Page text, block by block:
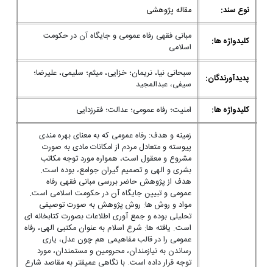
نوع سند: مقاله پژوهشی
کلیدواژه ها:
مبانی فقهی رفاه عمومی و جایگاه آن در حکومت
اسلامی
پدیدآورندگان:
سبحانی نیا، نریمان؛ خزایی، میثم؛ سلیمی، علیرضا؛
سیفی، عبدالمجید
کلیدواژه ها:
امنیت؛ رفاه عمومی؛ عدالت؛ فقرزدایی
زمینه و هدف: رفاه عمومی که به معنای بهره مندی
پیوسته و متعادل مردم از امکانات مادی به صورت
مشروع و معقول است، همواره مورد توجه مکاتب
بشری و الهی و تصمیم گیران جوامع، بوده است.
هدف از پژوهش حاضر بررسی مبانی فقهی رفاه
عمومی و تبیین جایگاه آن در حکومت اسلامی است.
مواد و روش ها: روش پژوهش به صورت توصیفی
تحلیلی بوده و جمع آوری اطلاعات بصورت کتابخانه ای
است. یافته ها: شرع اسلام به عنوان مکتبی الهی، رفاه
عمومی را در قالب مفاهیمی هم چون عدل، یاری
رساندن به نیازمندان، محرومین و مستمندان، مورد
توجه قرار داده است. با نگاهی عمیقتر به مقاصد شارع